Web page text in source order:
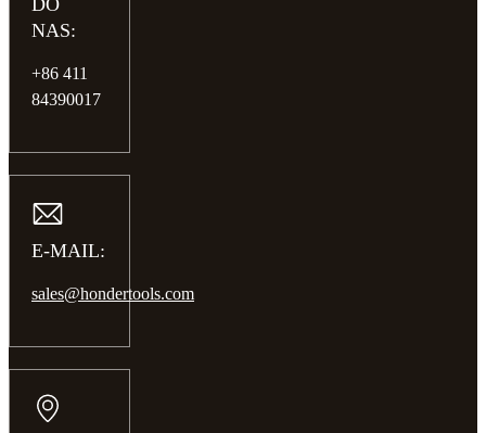
DO
NAS:
+86 411
84390017
E-MAIL:
sales@hondertools.com